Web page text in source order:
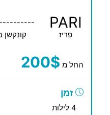
PARI
פריז
קונקשן
החל מ 200$
זמן
4 לילות